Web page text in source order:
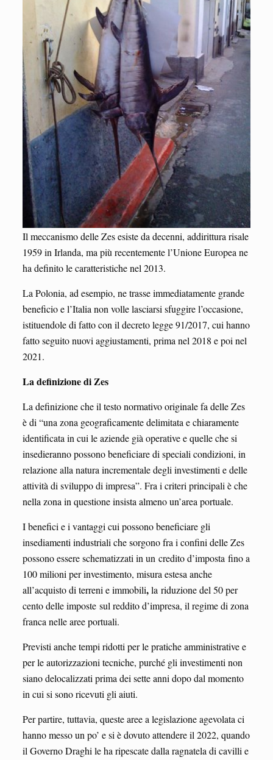
Il meccanismo delle Zes esiste da decenni, addirittura risale
1959 in Irlanda, ma più recentemente l’Unione Europea ne
ha definito le caratteristiche nel 2013.
La Polonia, ad esempio, ne trasse immediatamente grande
beneficio e l’Italia non volle lasciarsi sfuggire l’occasione,
istituendole di fatto con il decreto legge 91/2017, cui hanno
fatto seguito nuovi aggiustamenti, prima nel 2018 e poi nel
2021.
La definizione di Zes
La definizione che il testo normativo originale fa delle Zes
è di “una zona geograficamente delimitata e chiaramente
identificata in cui le aziende già operative e quelle che si
insedieranno possono beneficiare di speciali condizioni, in
relazione alla natura incrementale degli investimenti e delle
attività di sviluppo di impresa”. Fra i criteri principali è che
nella zona in questione insista almeno un’area portuale.
I benefici e i vantaggi cui possono beneficiare gli
insediamenti industriali che sorgono fra i confini delle Zes
possono essere schematizzati in un credito d’imposta fino a
100 milioni per investimento, misura estesa anche
all’acquisto di terreni e immobili,la riduzione del 50 per
cento delle imposte sul reddito d’impresa, il regime di zona
franca nelle aree portuali.
Previsti anche tempi ridotti per le pratiche amministrative e
per le autorizzazioni tecniche, purché gli investimenti non
siano delocalizzati prima dei sette anni dopo dal momento
in cui si sono ricevuti gli aiuti.
Per partire, tuttavia, queste aree a legislazione agevolata ci
hanno messo un po’ e si è dovuto attendere il 2022, quando
il Governo Draghi le ha ripescate dalla ragnatela di cavilli e